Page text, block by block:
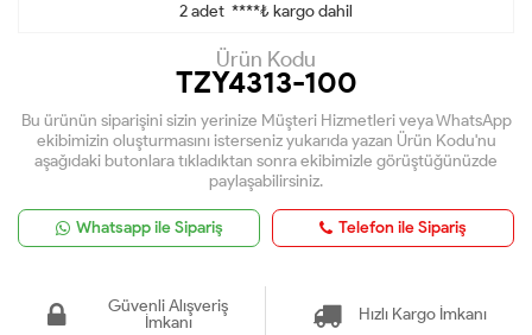
2 adet ****₺ kargo dahil
Ürün Kodu
TZY4313-100
Bu ürünün siparişini sizin yerinize Müşteri Hizmetleri veya WhatsApp
ekibimizin oluşturmasını isterseniz yukarıda yazan Ürün Kodu'nu
aşağıdaki butonlara tıkladıktan sonra ekibimizle görüştüğünüzde
paylaşabilirsiniz.
Whatsapp ile Sipariş Telefon ile Sipariş
Güvenli Alışveriş
İmkanı
Hızlı Kargo İmkanı